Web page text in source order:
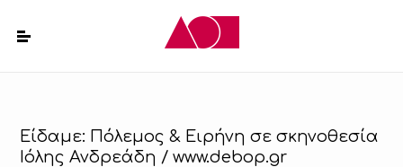
Είδαμε: Πόλεμος & Ειρήνη σε σκηνοθεσία
Ιόλης Ανδρεάδη / www.debop.gr